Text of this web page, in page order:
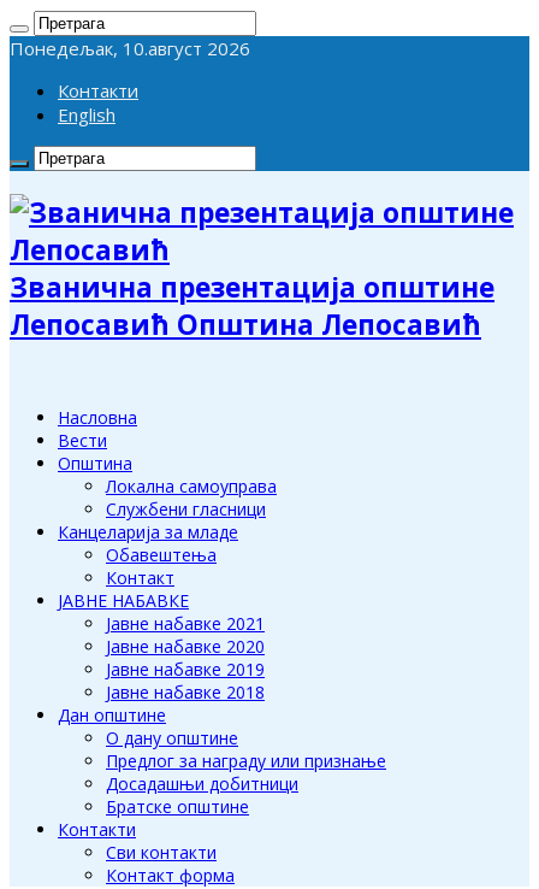
Понедељак, 10.август 2026
Контакти
English
Званична презентација општине
Лепосавић Општина Лепосавић
Насловна
Вести
Општина
Локална самоуправа
Службени гласници
Канцеларија за младе
Обавештења
Контакт
ЈАВНЕ НАБАВКЕ
Јавне набавке 2021
Јавне набавке 2020
Јавне набавке 2019
Јавне набавке 2018
Дан општине
О дану општине
Предлог за награду или признање
Досадашњи добитници
Братске општине
Контакти
Сви контакти
Контакт форма